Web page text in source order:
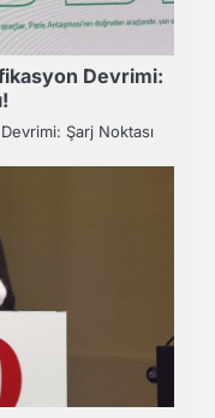
Devrimi:
Şarj Noktası